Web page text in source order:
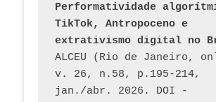
Performatividade
TikTok, Antropoceno e
extrativismo digital no
ALCEU (Rio de Janeiro,
v. 26, n.58, p.195-214,
jan./abr. 2026. DOI -